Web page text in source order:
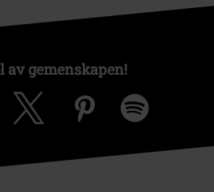
av gemenskapen!